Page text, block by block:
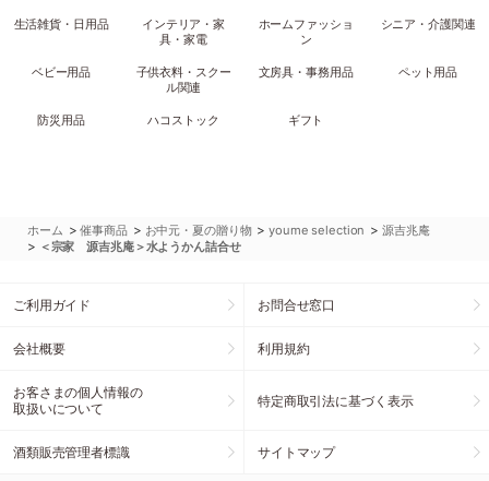
生活雑貨・日用品
インテリア・家
具・家電
ホームファッショ
ン
シニア・介護関連
ベビー用品
子供衣料・スクー
ル関連
文房具・事務用品 ペット用品
防災用品 ハコストック ギフト
ホーム >催事商品 > お中元・夏の贈り物 >youme selection >源吉兆庵
> ＜宗家 源吉兆庵＞水ようかん詰合せ
ご利用ガイド お問合せ窓口
会社概要 利用規約
お客さまの個人情報の
取扱いについて
特定商取引法に基づく表示
酒類販売管理者標識 サイトマップ